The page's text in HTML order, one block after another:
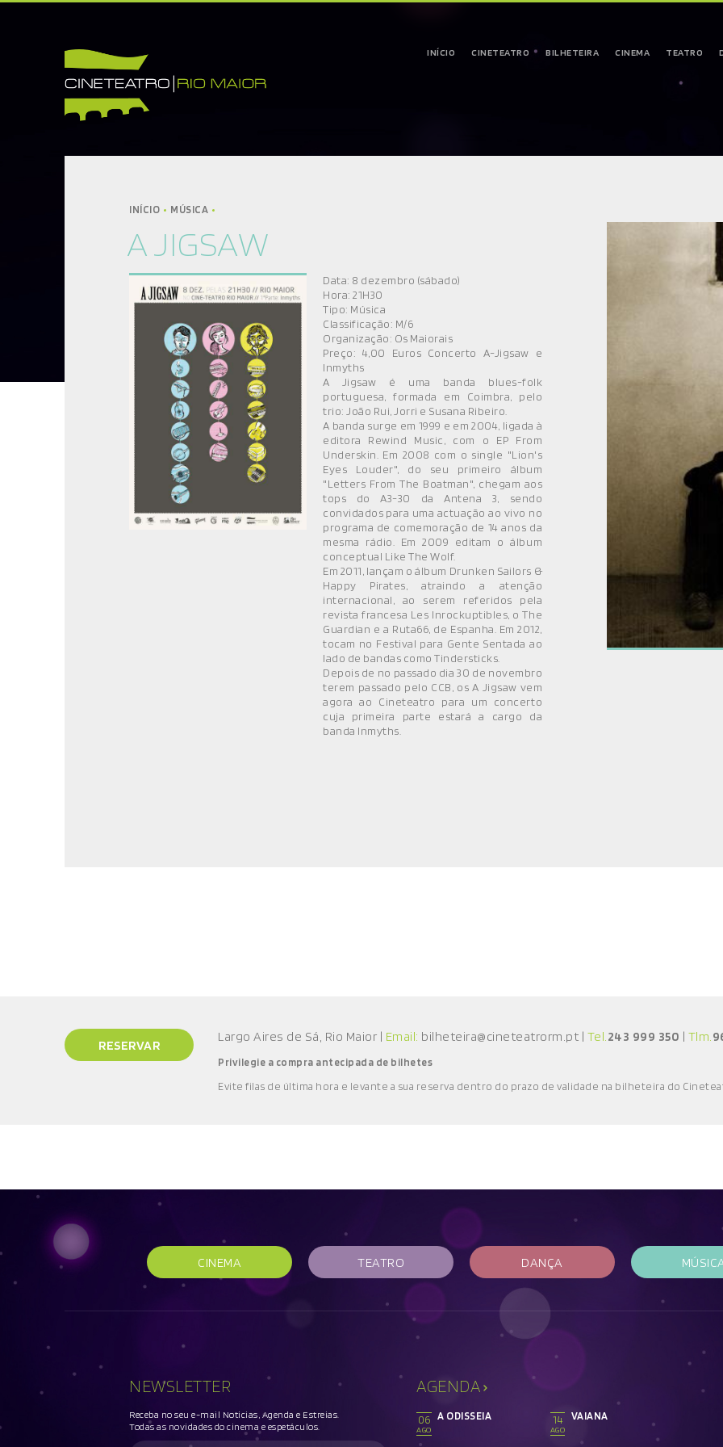
INÍCIO CINETEATRO BILHETEIRA CINEMA TEATRO
INÍCIO
CINETEATRO
INÍCIO MÚSICA
A JIGSAW
Data: 8 dezembro (sábado)
Hora: 21H30
Tipo: Música
Classificação: M/6
Organização: Os Maiorais
Preço: 4,00 Euros Concerto A-Jigsaw e
Inmyths
A Jigsaw é uma banda blues-folk
portuguesa, formada em Coimbra, pelo
trio: João Rui, Jorri e Susana Ribeiro.
A banda surge em 1999 e em 2004, ligada à
editora Rewind Music, com o EP From
Underskin. Em 2008 com o single "Lion's
Eyes Louder", do seu primeiro álbum
"Letters From The Boatman", chegam aos
tops do A3-30 da Antena 3, sendo
convidados para uma actuação ao vivo no
programa de comemoração de 14 anos da
mesma rádio. Em 2009 editam o álbum
conceptual Like The Wolf.
Em 2011, lançam o álbum Drunken Sailors &
Happy Pirates, atraindo a atenção
internacional, ao serem referidos pela
revista francesa Les Inrockuptibles, o The
Guardian e a Ruta66, de Espanha. Em 2012,
tocam no Festival para Gente Sentada ao
lado de bandas como Tindersticks.
Depois de no passado dia 30 de novembro
terem passado pelo CCB, os A Jigsaw vem
agora ao Cineteatro para um concerto
cuja primeira parte estará a cargo da
banda Inmyths.
RESERVAR
Largo Aires de Sá, Rio Maior | Email: bilheteira@cineteatrorm.pt | Tel.243 999 350 | Tlm.
Privilegie a compra antecipada de bilhetes
Evite filas de última hora e levante a sua reserva dentro do prazo de validade na bilheteira do
CINEMA TEATRO DANÇA
NEWSLETTER
Receba no seu e-mail Noticias, Agenda e Estreias.
Todas as novidades do cinema e espetáculos.
AGENDA
06
AGO
A ODISSEIA 14
AGO
VAIANA